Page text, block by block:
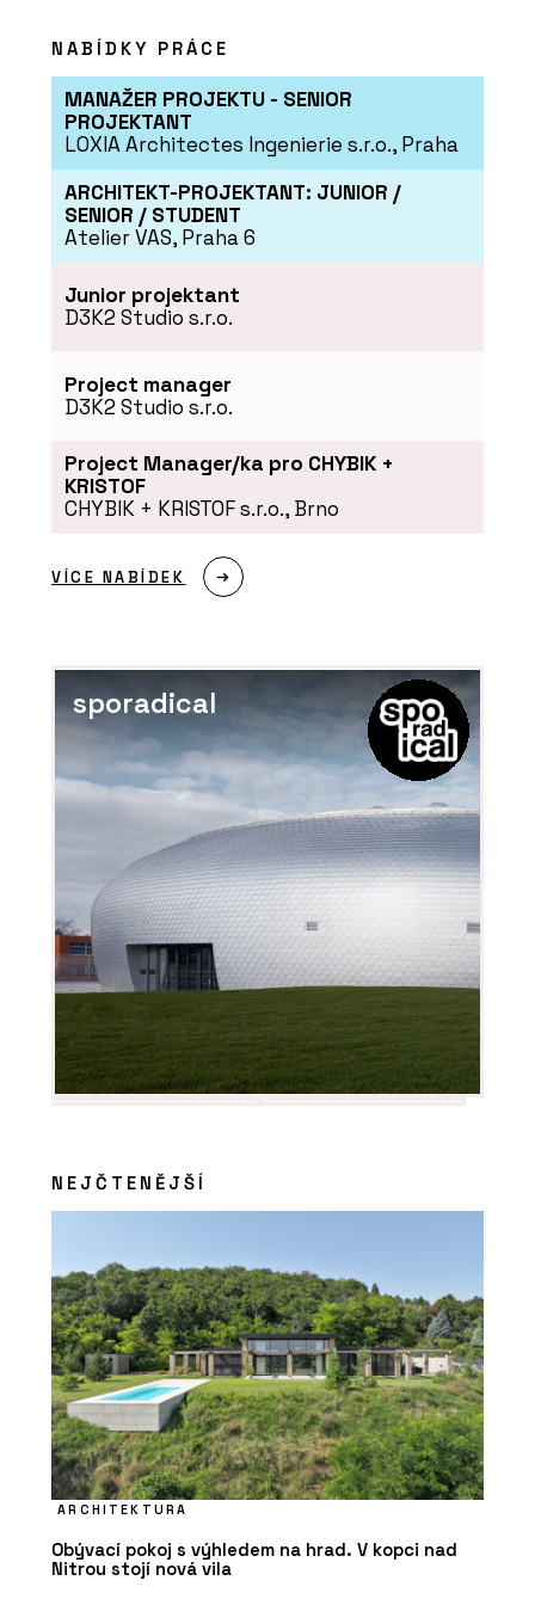
O FIRMĚ
Swisspearl Česká republika a.s.
PRODUKTY
Patina Structure NXT
ČLÁNKY
Budova Rozhlasu a televize Slovenska
je energeticky efektivní. Stavba z
80. let dostala novou fasádu a
zateplovací systém
NABÍDKY PRÁCE
MANAŽER PROJEKTU - SENIOR
PROJEKTANT
LOXIA Architectes Ingenierie s.r.o., Praha
ARCHITEKT-PROJEKTANT: JUNIOR /
SENIOR / STUDENT
Atelier VAS, Praha 6
Junior projektant
D3K2 Studio s.r.o.
Project manager
D3K2 Studio s.r.o.
Project Manager/ka pro CHYBIK +
KRISTOF
CHYBIK + KRISTOF s.r.o., Brno
VÍCE NABÍDEK
sporadical
NEJČTENĚJŠÍ
ARCHITEKTURA
Obývací pokoj s výhledem na hrad. V kopci nad
Nitrou stojí nová vila